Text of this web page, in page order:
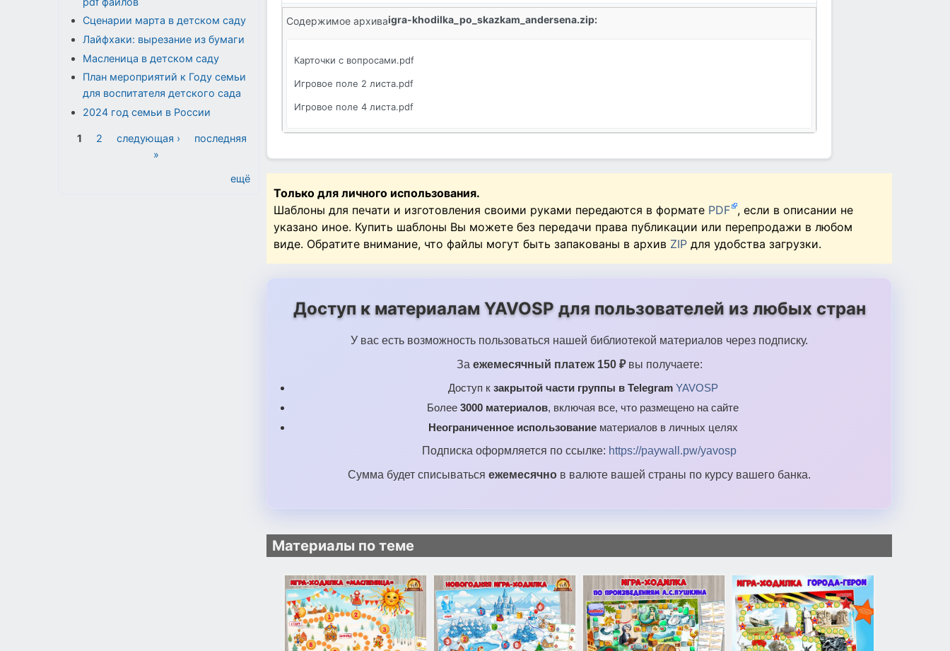
Содержимое архиваigra-khodilka_po_skazkam_andersena.zip:
Карточки с вопросами.pdf
Игровое поле 2 листа.pdf
Игровое поле 4 листа.pdf
Только для личного использования.
Шаблоны для печати и изготовления своими руками передаются в формате PDF , если в описании не
указано иное. Купить шаблоны Вы можете без передачи права публикации или перепродажи в любом
виде. Обратите внимание, что файлы могут быть запакованы в архив ZIP для удобства загрузки.
Доступ к материалам YAVOSP для пользователей из любых стран
У вас есть возможность пользоваться нашей библиотекой материалов через подписку.
За ежемесячный платеж 150 ₽вы получаете:
Доступ к закрытой части группы в Telegram YAVOSP
Более 3000 материалов, включая все, что размещено на сайте
Неограниченное использованиематериалов в личных целях
Подписка оформляется по ссылке: https://paywall.pw/yavosp
Сумма будет списываться ежемесячно в валюте вашей страны по курсу вашего банка.
Материалы по теме
Сценарии марта в детском саду
Лайфхаки: вырезание из бумаги
Масленица в детском саду
План мероприятий к Году семьи
для воспитателя детского сада
2024 год семьи в России
Страницы
1 2 следующая ›
последняя
»
ещё